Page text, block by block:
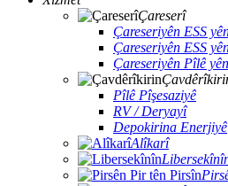
Çareserî
Çareseriyên ESS
Çareseriyên ESS
Çareseriyên Pîlê
Pîlê Pîşesaziyê
RV / Deryayî
Depokirina Enerjiyê
Alîkarî